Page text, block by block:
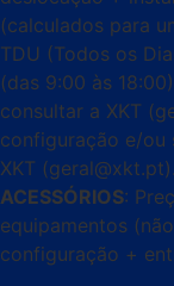
(calculados para
TDU (Todos os
(das 9:00 às
consultar a XKT
configuração e/ou
XKT (geral@xkt.pt).
ACESSÓRIOS:
equipamentos
configuração +